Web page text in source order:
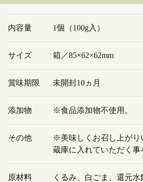
内容量 1個（100g入）
サイズ 箱／85×62×62mm
賞味期限 未開封10ヵ月
添加物 ※食品添加物不使用。
その他
※美味しくお召し上がり
蔵庫に入れていただく事
原材料 くるみ、白ごま、還元